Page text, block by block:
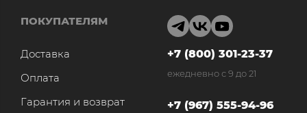
ПОКУПАТЕЛЯМ
Доставка
Оплата
Гарантия и возврат
+7 (800) 301-23-37
ежедневно с 9 до 21
+7 (967) 555-94-96